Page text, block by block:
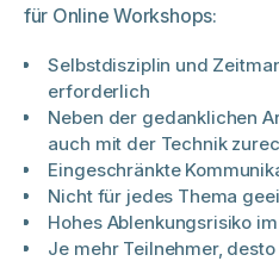
für Online Workshops:
Selbstdisziplin und
erforderlich
Neben der gedanklichen
auch mit der Technik
Eingeschränkte
Nicht für jedes Thema
Hohes Ablenkungsrisiko
Je mehr Teilnehmer,